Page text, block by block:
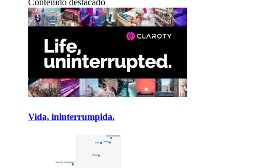
Contenido destacado
Vida, ininterrumpida.